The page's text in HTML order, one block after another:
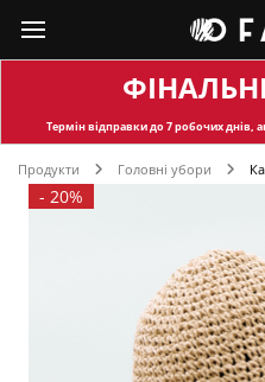
Термін відправкидо 7 робочих днів,
Продукти Головні убори
- 20%